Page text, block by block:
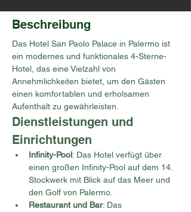
Beschreibung
Das Hotel San Paolo Palace in Palermo ist
ein modernes und funktionales 4-Sterne-
Hotel, das eine Vielzahl von
Annehmlichkeiten bietet, um den Gästen
einen komfortablen und erholsamen
Aufenthalt zu gewährleisten.
Dienstleistungen und
Einrichtungen
Infinity-Pool: Das Hotel verfügt über
einen großen Infinity-Pool auf dem 14.
Stockwerk mit Blick auf das Meer und
den Golf von Palermo.
Restaurant und Bar: Das